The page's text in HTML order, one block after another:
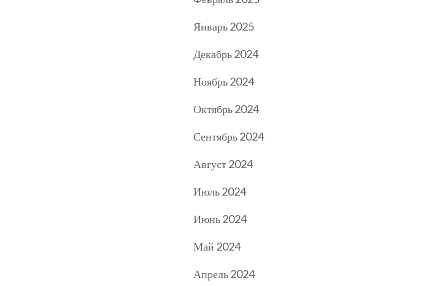
Январь 2025
Декабрь 2024
Ноябрь 2024
Октябрь 2024
Сентябрь 2024
Август 2024
Июль 2024
Июнь 2024
Май 2024
Апрель 2024